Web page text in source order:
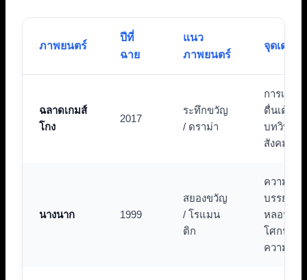
ภาพยนตร์
ปีที่
ฉาย
แนว
ภาพยนตร์
จุดเด่นส
ฉลาดเกมส์
โกง
2017
ระทึกขวัญ
/ ดราม่า
การเล่าเ
ตื่นเต้นแ
บทวิพาก
สังคม
นางนาก 1999
สยองขวัญ
/ โรแมน
ติก
ความสม
บรรยาก
หลอน แล
โศกนาฏ
ความรัก